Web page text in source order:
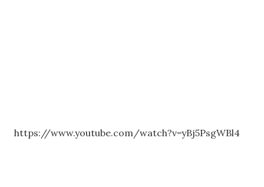
https://www.youtube.com/watch?v=yBj5PsgWBl4